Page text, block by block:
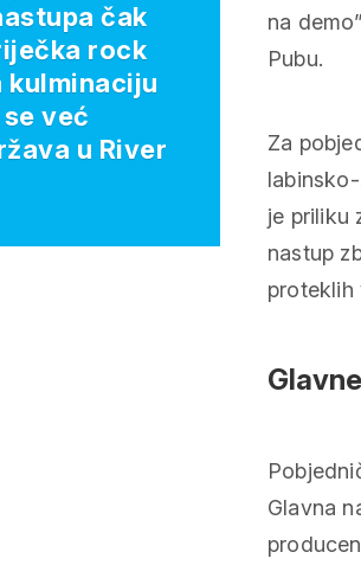
na
Pubu.
Za
je priliku
nastup
proteklih
Glavna
čak
rock
kulminaciju
već
u River